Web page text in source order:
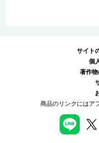
サイト
個
著作
商品のリンクにはア